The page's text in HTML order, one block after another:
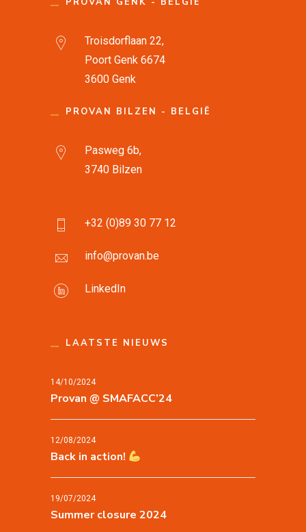
Troisdorflaan 22,
Poort Genk 6674
3600 Genk
PROVAN BILZEN - BELGIË
Pasweg 6b,
3740 Bilzen
+32 (0)89 30 77 12
info@provan.be
LinkedIn
LAATSTE NIEUWS
Provan @ SMAFACC’24
14/10/2024
Back in action!
12/08/2024
Summer closure 2024
19/07/2024